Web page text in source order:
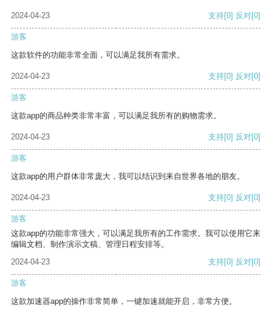
2024-04-23 支持[0] 反对[0]
游客
这款软件的功能非常全面，可以满足我所有需求。
2024-04-23 支持[0] 反对[0]
游客
这款app的商品种类非常丰富，可以满足我所有的购物需求。
2024-04-23 支持[0] 反对[0]
游客
这款app的用户群体非常庞大，我可以结识到来自世界各地的朋友。
2024-04-23 支持[0] 反对[0]
游客
这款app的功能非常强大，可以满足我所有的工作需求。我可以使用它来
编辑文档、制作演示文稿、管理日程安排等。
2024-04-23
支持[0] 反对[0]
游客
这款加速器app的操作非常简单，一键加速就能开启，非常方便。